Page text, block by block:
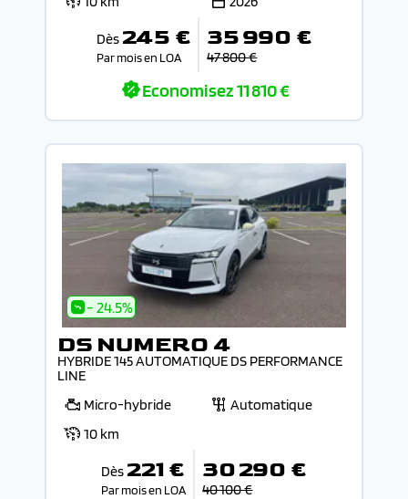
Dès 245 €
Par mois en LOA
35 990 €
47 800 €
Economisez11 810 €
- 24.5%
DS NUMERO 4
HYBRIDE 145 AUTOMATIQUE DS PERFORMANCE
LINE
Micro-hybride
Automatique
10 km
Dès 221 €
Par mois en LOA
30 290 €
40 100 €